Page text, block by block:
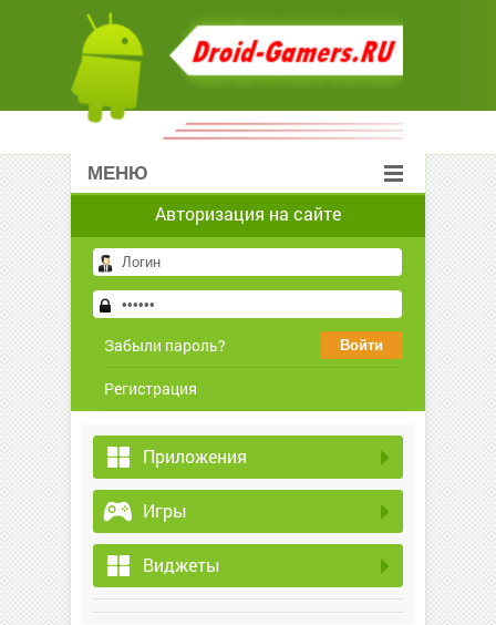
МЕНЮ
Авторизация на сайте
Забыли пароль?
Регистрация
Приложения
Игры
Виджеты